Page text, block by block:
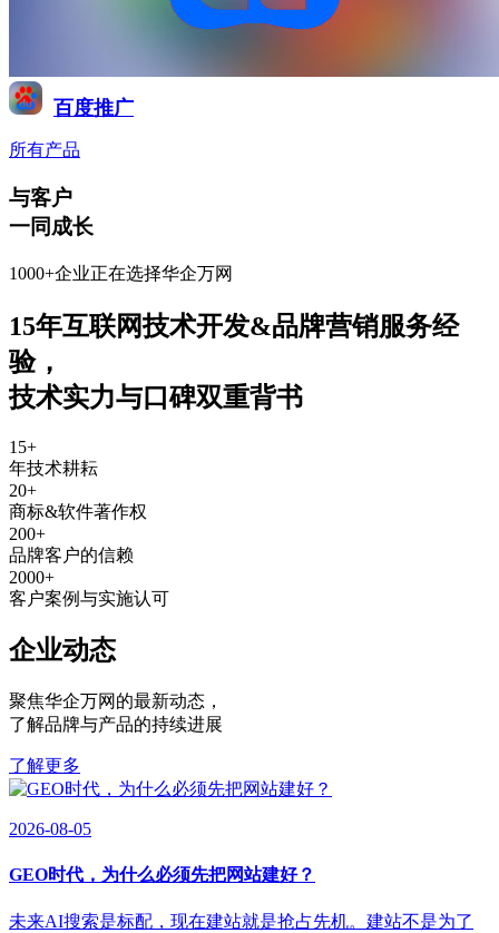
百度推广
所有产品
与客户
一同成长
1000+企业正在选择华企万网
15年互联网技术开发&品牌营销服务经
验，
技术实力与口碑双重背书
15+
年技术耕耘
20+
商标&软件著作权
200+
品牌客户的信赖
2000+
客户案例与实施认可
企业动态
聚焦华企万网的最新动态 ，
了解品牌与产品的持续进展
了解更多
2026-08-05
GEO时代，为什么必须先把网站建好？
未来AI搜索是标配，现在建站就是抢占先机。建站不是为了